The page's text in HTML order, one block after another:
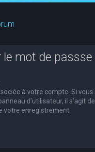
le mot de passse
à votre compte. Si vous
d’utilisateur, il s’agit
votre enregistrement.